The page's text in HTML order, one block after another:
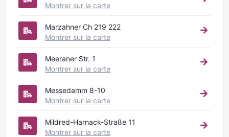
Montrer sur la carte
Marzahner Ch 219 222
Montrer sur la carte
Meeraner Str. 1
Montrer sur la carte
Messedamm 8-10
Montrer sur la carte
Mildred-Harnack-Straße 11
Montrer sur la carte